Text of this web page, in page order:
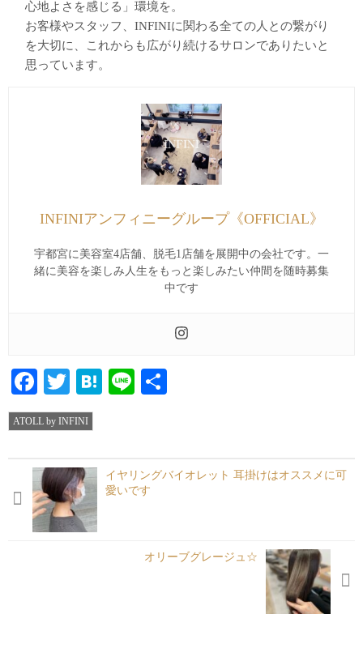
心地よさを感じる」環境を。
お客様やスタッフ、INFINIに関わる全ての人との繋がり
を大切に、これからも広がり続けるサロンでありたいと
思っています。
INFINIアンフィニーグループ《OFFICIAL》
宇都宮に美容室4店舗、脱毛1店舗を展開中の会社です。一
緒に美容を楽しみ人生をもっと楽しみたい仲間を随時募集
中です
Facebook
TwitterHatena
Line
ATOLL by INFINI
イヤリングバイオレット 耳掛けはオススメに可
愛いです
オリーブグレージュ☆